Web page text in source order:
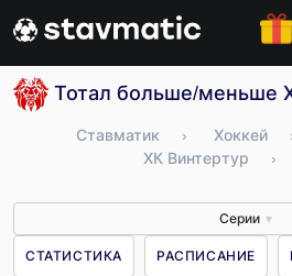
Тотал больше/меньше
Ставматик › Хоккей
ХК Винтертур
›
Серии ▼
СТАТИСТИКА РАСПИСАНИЕ